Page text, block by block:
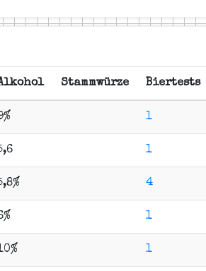
Stammwürze Biertests
1
1
4
1
1